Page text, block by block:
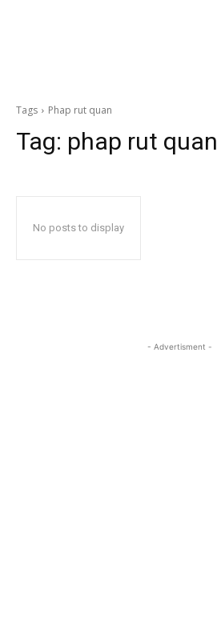
Tags Phap rut quan
Tag: phap rut quan
No posts to display
- Advertisment -